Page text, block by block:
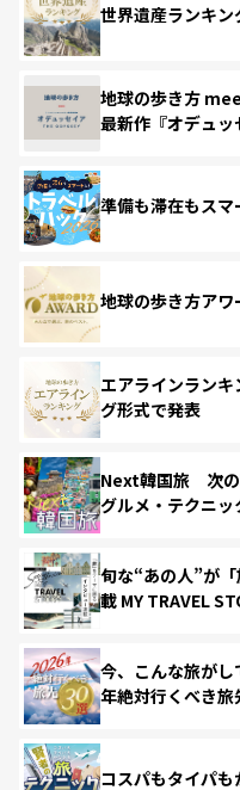
世界遺産ランキン
地球の歩き方
最新作『オデュッ
準備も滞在もス
地球の歩き方ア
エアラインラン
グ形式で発表
Next韓国旅 次の
グルメ・テクニッ
旬な“あの人”が
載 MY TRAVEL
今、こんな旅が
年絶対行くべき旅
コスパもタイパ